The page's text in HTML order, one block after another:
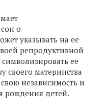
о
указывать на ее
репродуктивной
ее
своего материнства
независимость и
рождения детей.